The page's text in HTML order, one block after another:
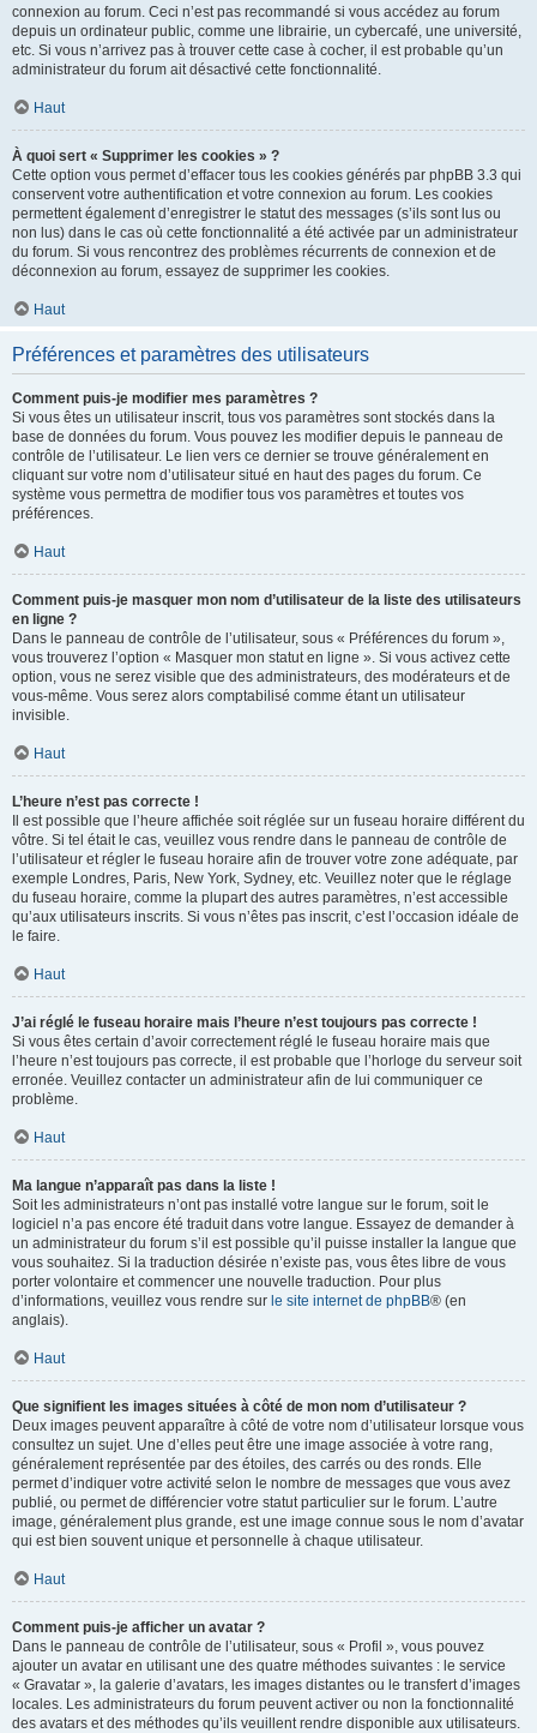
connexion au forum. Ceci n’est pas recommandé si vous accédez au forum
depuis un ordinateur public, comme une librairie, un cybercafé, une université,
etc. Si vous n’arrivez pas à trouver cette case à cocher, il est probable qu’un
administrateur du forum ait désactivé cette fonctionnalité.
Haut
À quoi sert « Supprimer les cookies » ?
Cette option vous permet d’effacer tous les cookies générés par phpBB 3.3 qui
conservent votre authentification et votre connexion au forum. Les cookies
permettent également d’enregistrer le statut des messages (s’ils sont lus ou
non lus) dans le cas où cette fonctionnalité a été activée par un administrateur
du forum. Si vous rencontrez des problèmes récurrents de connexion et de
déconnexion au forum, essayez de supprimer les cookies.
Haut
Préférences et paramètres des utilisateurs
Comment puis-je modifier mes paramètres ?
Si vous êtes un utilisateur inscrit, tous vos paramètres sont stockés dans la
base de données du forum. Vous pouvez les modifier depuis le panneau de
contrôle de l’utilisateur. Le lien vers ce dernier se trouve généralement en
cliquant sur votre nom d’utilisateur situé en haut des pages du forum. Ce
système vous permettra de modifier tous vos paramètres et toutes vos
préférences.
Haut
Comment puis-je masquer mon nom d’utilisateur de la liste des utilisateurs
en ligne ?
Dans le panneau de contrôle de l’utilisateur, sous « Préférences du forum »,
vous trouverez l’option « Masquer mon statut en ligne ». Si vous activez cette
option, vous ne serez visible que des administrateurs, des modérateurs et de
vous-même. Vous serez alors comptabilisé comme étant un utilisateur
invisible.
Haut
L’heure n’est pas correcte !
Il est possible que l’heure affichée soit réglée sur un fuseau horaire différent du
vôtre. Si tel était le cas, veuillez vous rendre dans le panneau de contrôle de
l’utilisateur et régler le fuseau horaire afin de trouver votre zone adéquate, par
exemple Londres, Paris, New York, Sydney, etc. Veuillez noter que le réglage
du fuseau horaire, comme la plupart des autres paramètres, n’est accessible
qu’aux utilisateurs inscrits. Si vous n’êtes pas inscrit, c’est l’occasion idéale de
le faire.
Haut
J’ai réglé le fuseau horaire mais l’heure n’est toujours pas correcte !
Si vous êtes certain d’avoir correctement réglé le fuseau horaire mais que
l’heure n’est toujours pas correcte, il est probable que l’horloge du serveur soit
erronée. Veuillez contacter un administrateur afin de lui communiquer ce
problème.
Haut
Ma langue n’apparaît pas dans la liste !
Soit les administrateurs n’ont pas installé votre langue sur le forum, soit le
logiciel n’a pas encore été traduit dans votre langue. Essayez de demander à
un administrateur du forum s’il est possible qu’il puisse installer la langue que
vous souhaitez. Si la traduction désirée n’existe pas, vous êtes libre de vous
porter volontaire et commencer une nouvelle traduction. Pour plus
d’informations, veuillez vous rendre sur le site internet de phpBB® (en
anglais).
Haut
Que signifient les images situées à côté de mon nom d’utilisateur ?
Deux images peuvent apparaître à côté de votre nom d’utilisateur lorsque vous
consultez un sujet. Une d’elles peut être une image associée à votre rang,
généralement représentée par des étoiles, des carrés ou des ronds. Elle
permet d’indiquer votre activité selon le nombre de messages que vous avez
publié, ou permet de différencier votre statut particulier sur le forum. L’autre
image, généralement plus grande, est une image connue sous le nom d’avatar
qui est bien souvent unique et personnelle à chaque utilisateur.
Haut
Comment puis-je afficher un avatar ?
Dans le panneau de contrôle de l’utilisateur, sous « Profil », vous pouvez
ajouter un avatar en utilisant une des quatre méthodes suivantes : le service
« Gravatar », la galerie d’avatars, les images distantes ou le transfert d’images
locales. Les administrateurs du forum peuvent activer ou non la fonctionnalité
des avatars et des méthodes qu’ils veuillent rendre disponible aux utilisateurs.